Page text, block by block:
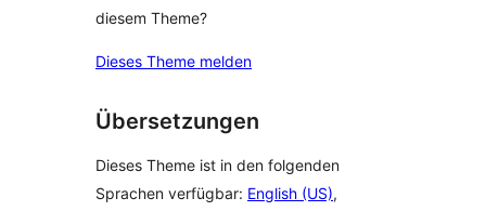
diesem Theme?
Dieses Theme melden
Übersetzungen
Dieses Theme ist in den folgenden
Sprachen verfügbar: English (US),